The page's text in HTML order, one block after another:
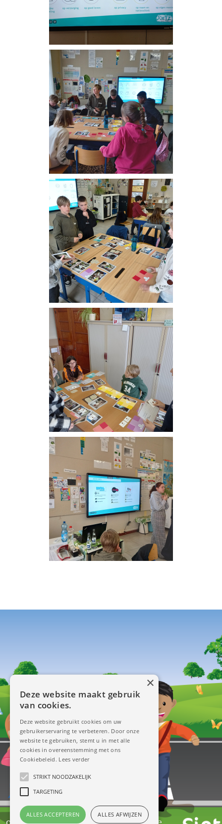
×
Deze website maakt gebruik
van cookies.
Deze website gebruikt cookies om uw
gebruikerservaring te verbeteren. Door onze
website te gebruiken, stemt u in met alle
cookies in overeenstemming met ons
Cookiebeleid. Lees verder
STRIKT NOODZAKELIJK
TARGETING
ALLES ACCEPTEREN ALLES AFWIJZEN